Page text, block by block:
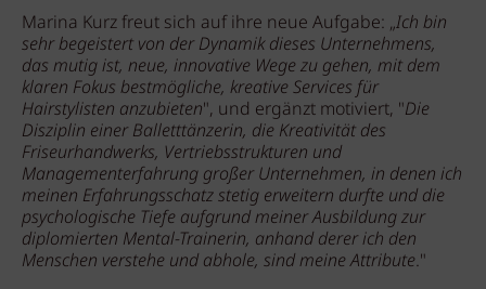
Marina Kurz freut sich auf ihre neue Aufgabe: „Ich bin
sehr begeistert von der Dynamik dieses Unternehmens,
das mutig ist, neue, innovative Wege zu gehen, mit dem
klaren Fokus bestmögliche, kreative Services für
Hairstylisten anzubieten", und ergänzt motiviert, "Die
Disziplin einer Balletttänzerin, die Kreativität des
Friseurhandwerks, Vertriebsstrukturen und
Managementerfahrung großer Unternehmen, in denen ich
meinen Erfahrungsschatz stetig erweitern durfte und die
psychologische Tiefe aufgrund meiner Ausbildung zur
diplomierten Mental-Trainerin, anhand derer ich den
Menschen verstehe und abhole, sind meine Attribute."